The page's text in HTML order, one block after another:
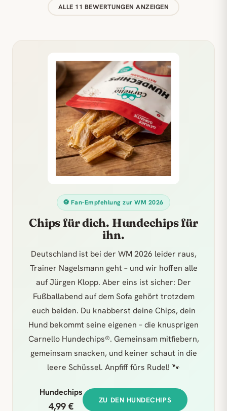
ALLE 11 BEWERTUNGEN ANZEIGEN
⚽ Fan-Empfehlung zur WM 2026
Chips für dich. Hundechips für
ihn.
Deutschland ist bei der WM 2026 leider raus,
Trainer Nagelsmann geht – und wir hoffen alle
auf Jürgen Klopp. Aber eins ist sicher: Der
Fußballabend auf dem Sofa gehört trotzdem
euch beiden. Du knabberst deine Chips, dein
Hund bekommt seine eigenen – die knusprigen
Carnello Hundechips®. Gemeinsam mitfiebern,
gemeinsam snacken, und keiner schaut in die
leere Schüssel. Anpfiff fürs Rudel! 🐾
Hundechips
4,99 €
ZU DEN HUNDECHIPS